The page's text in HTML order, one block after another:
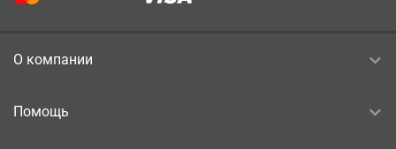
О компании
Помощь